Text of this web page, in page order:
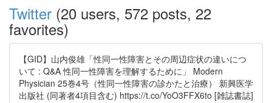
Twitter (20 users, 572 posts, 22
favorites)
【GID】山内俊雄「性同一性障害とその周辺症状の違いにつ
いて : Q&A 性同一性障害を理解するために」 Modern
Physician 25巻4号（性同一性障害の診かたと治療） 新興医学
出版社 (同著者4項目含む) https://t.co/YoO3FFX6to [雑誌書誌]